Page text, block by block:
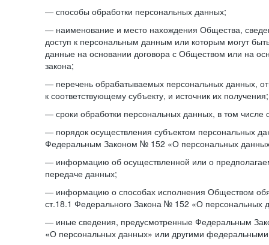
— способы обработки персональных данных;
— наименование и место нахождения Общества,
доступ к персональным данным или которым могут
данные на основании договора с Обществом или на
закона;
— перечень обрабатываемых персональных данных,
к соответствующему субъекту, и источник их получения;
— сроки обработки персональных данных, в том числе
— порядок осуществления субъектом персональных
Федеральным Законом № 152 «О персональных
— информацию об осуществленной или о
передаче данных;
— информацию о способах исполнения Обществом
ст.18.1 Федерального Закона № 152 «О персональных
— иные сведения, предусмотренные Федеральным
«О персональных данных» или другими